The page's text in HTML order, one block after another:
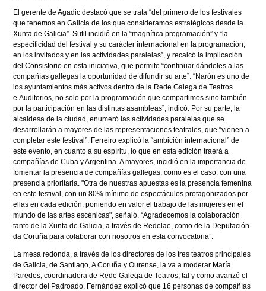
El gerente de Agadic destacó que se trata “del primero de los festivales
que tenemos en Galicia de los que consideramos estratégicos desde la
Xunta de Galicia”. Sutil incidió en la “magnífica programación” y “la
especificidad del festival y su carácter internacional en la programación,
en los invitados y en las actividades paralelas”, y recalcó la implicación
del Consistorio en esta iniciativa, que permite “continuar dándoles a las
compañías gallegas la oportunidad de difundir su arte”. “Narón es uno de
los ayuntamientos más activos dentro de la Rede Galega de Teatros
e Auditorios, no solo por la programación que compartimos sino también
por la participación en las distintas asambleas”, indicó. Por su parte, la
alcaldesa de la ciudad, enumeró las actividades paralelas que se
desarrollarán a mayores de las representaciones teatrales, que “vienen a
completar este festival”. Ferreiro explicó la “ambición internacional” de
este evento, en cuanto a su espíritu, lo que en esta edición traerá a
compañías de Cuba y Argentina. A mayores, incidió en la importancia de
fomentar la presencia de compañías gallegas, como es el caso, con una
presencia prioritaria. "Otra de nuestras apuestas es la presencia femenina
en este festival, con un 80% mínimo de espectáculos protagonizados por
ellas en cada edición, poniendo en valor el trabajo de las mujeres en el
mundo de las artes escénicas", señaló. “Agradecemos la colaboración
tanto de la Xunta de Galicia, a través de Redelae, como de la Deputación
da Coruña para colaborar con nosotros en esta convocatoria”.
La mesa redonda, a través de los directores de los tres teatros principales
de Galicia, de Santiago, A Coruña y Ourense, la va a moderar María
Paredes, coordinadora de Rede Galega de Teatros, tal y como avanzó el
director del Padroado. Fernández explicó que 16 personas de compañías